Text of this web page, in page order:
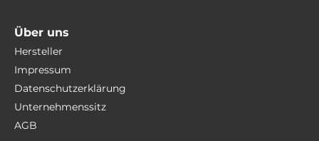
Über uns
Hersteller
Impressum
Datenschutzerklärung
Unternehmenssitz
AGB